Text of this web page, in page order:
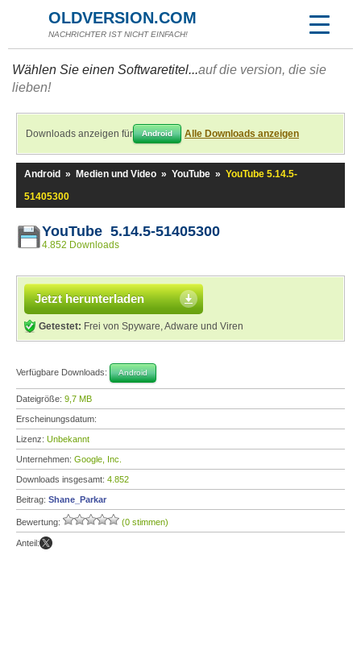
OLDVERSION.COM
NACHRICHTER IST NICHT EINFACH!
Wählen Sie einen Softwaretitel...auf die version, die sie
lieben!
Downloads anzeigen für Android Alle Downloads anzeigen
Android » Medien und Video » YouTube » YouTube 5.14.5-
51405300
YouTube 5.14.5-51405300
4.852 Downloads
Jetzt herunterladen
Getestet: Frei von Spyware, Adware und Viren
Verfügbare Downloads: Android
Dateigröße: 9,7 MB
Erscheinungsdatum:
Lizenz: Unbekannt
Unternehmen: Google, Inc.
Downloads insgesamt: 4.852
Beitrag: Shane_Parkar
Bewertung: (0 stimmen)
Anteil: